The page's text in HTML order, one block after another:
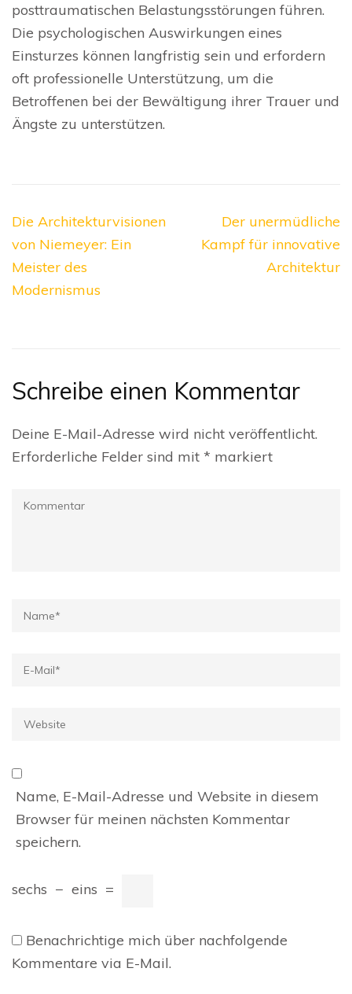
posttraumatischen Belastungsstörungen führen.
Die psychologischen Auswirkungen eines
Einsturzes können langfristig sein und erfordern
oft professionelle Unterstützung, um die
Betroffenen bei der Bewältigung ihrer Trauer und
Ängste zu unterstützen.
Beitragsnavigation
Die Architekturvisionen
von Niemeyer: Ein
Meister des
Modernismus
Der unermüdliche
Kampf für innovative
Architektur
Schreibe einen Kommentar
Deine E-Mail-Adresse wird nicht veröffentlicht.
Erforderliche Felder sind mit * markiert
Kommentar
Name*
E-
Website
Name, E-Mail-Adresse und Website in diesem
Browser für meinen nächsten Kommentar
speichern.
sechs − eins =
Benachrichtige mich über nachfolgende
Kommentare via E-Mail.